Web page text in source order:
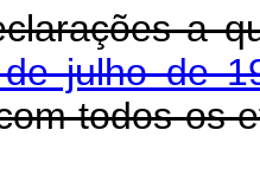
a
julho de
todos os